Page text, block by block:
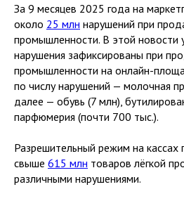
За 9 месяцев 2025 года на
около 25 млн нарушений при
промышленности. В этой новости
нарушения зафиксированы при
промышленности на онлайн-
по числу нарушений — молочная
далее — обувь (7 млн),
парфюмерия (почти 700 тыс.).
Разрешительный режим на
свыше 615 млн товаров лёгкой
различными нарушениями.